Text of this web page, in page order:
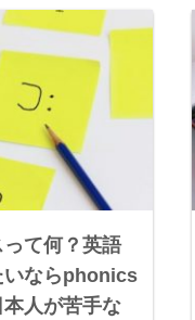
て何？英語
いならphonics
人が苦手な